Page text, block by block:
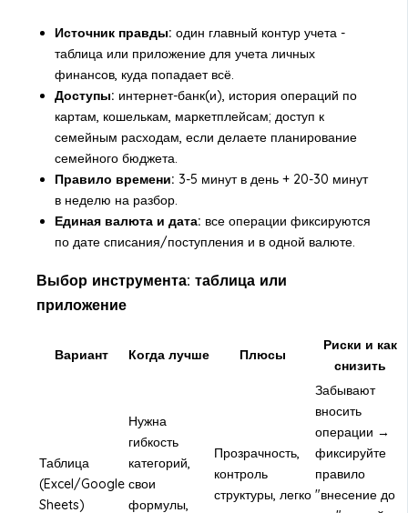
Источник правды: один главный контур учета -
таблица или приложение для учета личных
финансов, куда попадает всё.
Доступы: интернет-банк(и), история операций по
картам, кошелькам, маркетплейсам; доступ к
семейным расходам, если делаете планирование
семейного бюджета.
Правило времени: 3-5 минут в день + 20-30 минут
в неделю на разбор.
Единая валюта и дата: все операции фиксируются
по дате списания/поступления и в одной валюте.
Выбор инструмента: таблица или
приложение
Вариант Когда лучше Плюсы
Риски и как
снизить
Таблица
(Excel/Google
Sheets)
Нужна
гибкость
категорий,
свои
формулы,
Прозрачность,
контроль
структуры, легко
Забывают
вносить
операции →
фиксируйте
правило
"внесение до